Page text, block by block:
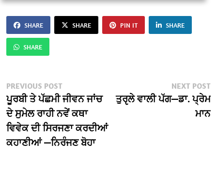
SHARE SHARE PIN IT SHARE
SHARE
Post
navigation
PREVIOUS POSTPrevious
post:
ਪੂਰਬੀ ਤੇ ਪੱਛਮੀ ਜੀਵਨ ਜਾਂਚ
ਦੇ ਸੁਮੇਲ ਰਾਹੀ ਨਵੇਂ ਕਥਾ
ਵਿਵੇਕ ਦੀ ਸਿਰਜਣਾ ਕਰਦੀਆਂ
ਕਹਾਣੀਆਂ —ਨਿਰੰਜਣ ਬੋਹਾ
NEXT POST
ਤੁਰੵਲੇ ਵਾਲੀ ਪੱਗ—ਡਾ. ਪ੍ਰੇਮ
ਮਾਨ